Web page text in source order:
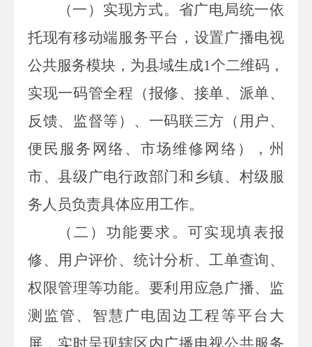
（一）实现方式。 省广电局统一依
托现有移动端服务平台，设置广播电视
公共服务模块，为县域生成1个二维码，
实现一码管全程（报修、接单、派单、
反馈、监督等）、一码联三方（用户、
便民服务网络、市场维修网络），州
市、县级广电行政部门和乡镇、村级服
务人员负责具体应用工作。
（二）功能要求。 可实现填表报
修、用户评价、统计分析、工单查询、
权限管理等功能。要利用应急广播、监
测监管、智慧广电固边工程等平台大
屏，实时呈现辖区内广播电视公共服务